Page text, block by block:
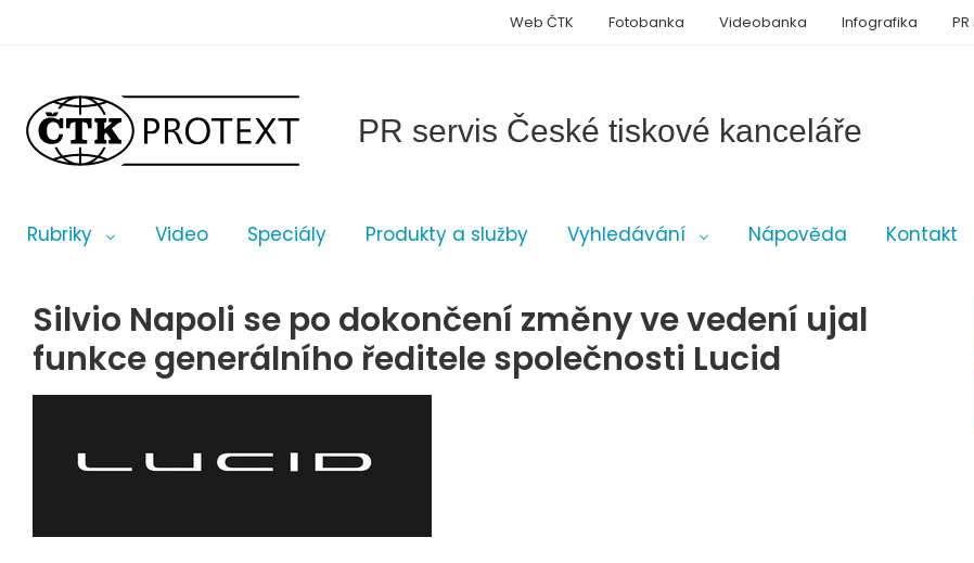
PR servis České tiskové kanceláře
Rubriky Video Speciály Produkty a služby Vyhledávání Nápověda Kontakt
Web ČTK Fotobanka Videobanka Infografika
Silvio Napoli se po dokončení změny ve vedení ujal
funkce generálního ředitele společnosti Lucid